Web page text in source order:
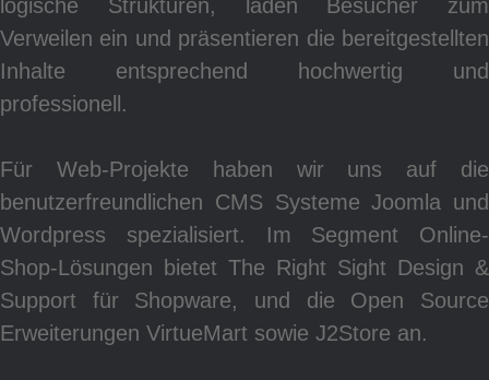
logische Strukturen, laden Besucher zum
Verweilen ein und präsentieren die bereitgestellten
Inhalte entsprechend hochwertig und
professionell.
Für Web-Projekte haben wir uns auf die
benutzerfreundlichen CMS Systeme Joomla und
Wordpress spezialisiert. Im Segment Online-
Shop-Lösungen bietet The Right Sight Design &
Support für Shopware, und die Open Source
Erweiterungen VirtueMart sowie J2Store an.